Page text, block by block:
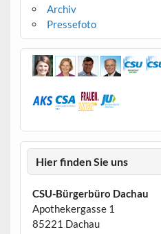
Archiv
Pressefoto
Hier finden Sie uns
CSU-Bürgerbüro Dachau
Apothekergasse 1
85221 Dachau